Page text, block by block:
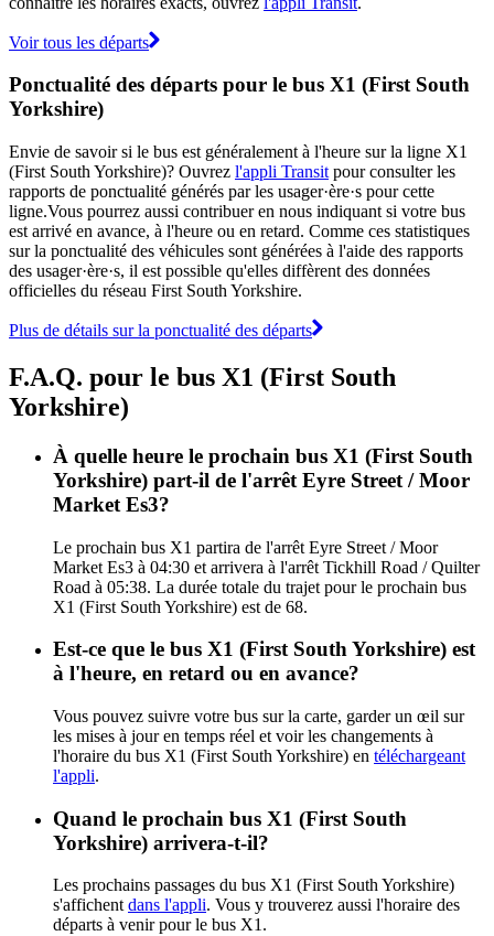
Voir tous les départs
Ponctualité des départs pour le bus X1 (First South
Yorkshire)
Envie de savoir si le bus est généralement à l'heure sur la ligne X1
(First South Yorkshire)? Ouvrez l'appli Transit pour consulter les
rapports de ponctualité générés par les usager·ère·s pour cette
ligne.Vous pourrez aussi contribuer en nous indiquant si votre bus
est arrivé en avance, à l'heure ou en retard. Comme ces statistiques
sur la ponctualité des véhicules sont générées à l'aide des rapports
des usager·ère·s, il est possible qu'elles diffèrent des données
officielles du réseau First South Yorkshire.
Plus de détails sur la ponctualité des départs
F.A.Q. pour le bus X1 (First South
Yorkshire)
À quelle heure le prochain bus X1 (First South
Yorkshire) part-il de l'arrêt Eyre Street / Moor
Market Es3?
Le prochain bus X1 partira de l'arrêt Eyre Street / Moor
Market Es3 à 04:30 et arrivera à l'arrêt Tickhill Road / Quilter
Road à 05:38. La durée totale du trajet pour le prochain bus
X1 (First South Yorkshire) est de 68.
Est-ce que le bus X1 (First South Yorkshire) est
à l'heure, en retard ou en avance?
Vous pouvez suivre votre bus sur la carte, garder un œil sur
les mises à jour en temps réel et voir les changements à
l'horaire du bus X1 (First South Yorkshire) en téléchargeant
l'appli.
Quand le prochain bus X1 (First South
Yorkshire) arrivera-t-il?
Les prochains passages du bus X1 (First South Yorkshire)
s'affichent dans l'appli. Vous y trouverez aussi l'horaire des
départs à venir pour le bus X1.